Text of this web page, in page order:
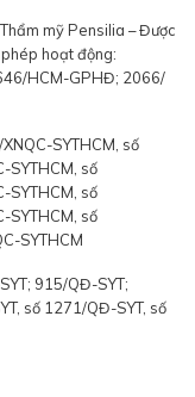
mỹ Pensilia – Được
hoạt động:
HCM-GPHĐ; 2066/
SYTHCM, số
SYTHCM, số
SYTHCM, số
SYTHCM, số
SYTHCM
915/QĐ-SYT;
số 1271/QĐ-SYT, số